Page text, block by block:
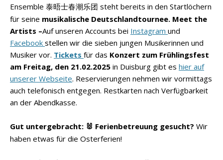
Ensemble 泰晤士春潮乐团 steht bereits in den Startlöchern
für seine musikalische Deutschlandtournee. Meet the
Artists –Auf unseren Accounts bei Instagram und
Facebook stellen wir die sieben jungen Musikerinnen und
Musiker vor. Tickets für das Konzert zum Frühlingsfest
am Freitag, den 21.02.2025 in Duisburg gibt es hier auf
unserer Webseite. Reservierungen nehmen wir vormittags
auch telefonisch entgegen. Restkarten nach Verfügbarkeit
an der Abendkasse.
Gut untergebracht: 🐰 Ferienbetreuung gesucht? Wir
haben etwas für die Osterferien!